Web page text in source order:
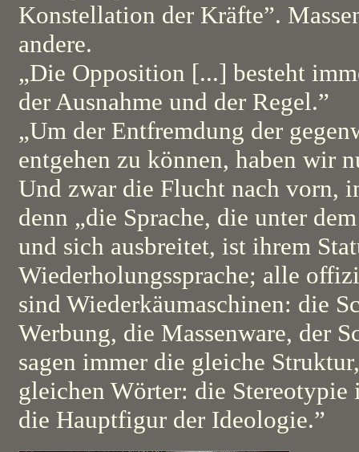
Konstellation der Kräfte”.
andere.
„Die Opposition [...] besteht
der Ausnahme und der Regel.”
„Um der Entfremdung der
entgehen zu können, haben wir
Und zwar die Flucht nach vorn,
denn „die Sprache, die unter
und sich ausbreitet, ist ihrem
Wiederholungssprache; alle
sind Wiederkäumaschinen: die
Werbung, die Massenware, der
sagen immer die gleiche
gleichen Wörter: die
die Hauptfigur der Ideologie.”